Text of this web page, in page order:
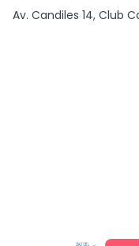
content
Av. Candiles 14, Club